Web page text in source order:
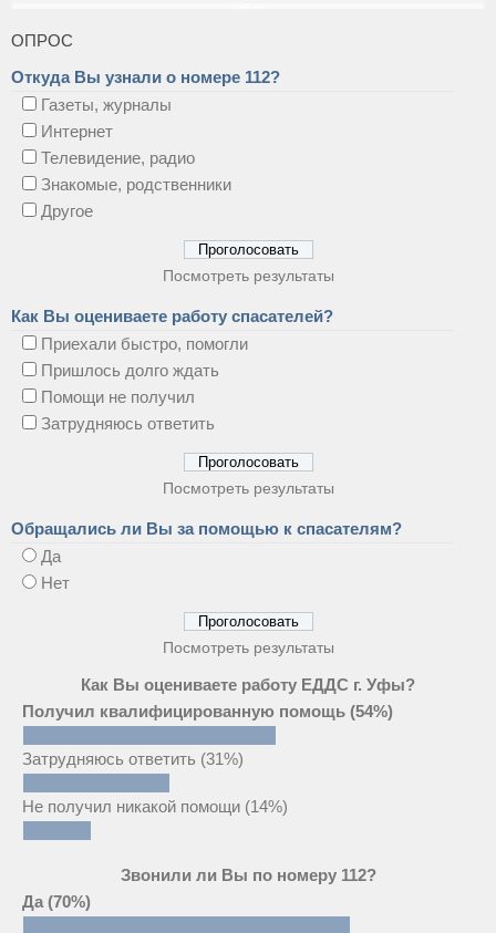
ОПРОС
Откуда Вы узнали о номере 112?
Газеты, журналы
Интернет
Телевидение, радио
Знакомые, родственники
Другое
Посмотреть результаты
Как Вы оцениваете работу спасателей?
Приехали быстро, помогли
Пришлось долго ждать
Помощи не получил
Затрудняюсь ответить
Посмотреть результаты
Обращались ли Вы за помощью к спасателям?
Да
Нет
Посмотреть результаты
Как Вы оцениваете работу ЕДДС г. Уфы?
Получил квалифицированную помощь (54%)
Затрудняюсь ответить (31%)
Не получил никакой помощи (14%)
Звонили ли Вы по номеру 112?
Да (70%)